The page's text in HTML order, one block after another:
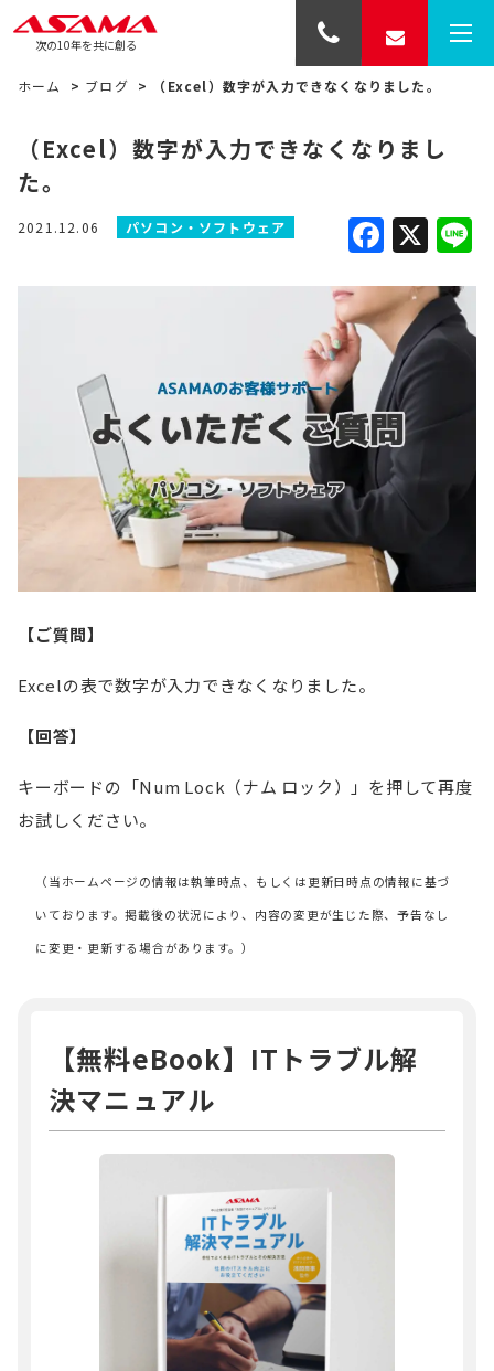
次の10年を共に創る
ホーム > ブログ > （Excel）数字が入力できなくなりました。
（Excel）数字が入力できなくなりまし
た。
2021.12.06 パソコン・ソフトウェア X
【ご質問】
Excelの表で数字が入力できなくなりました。
【回答】
キーボードの「Num Lock（ナム ロック）」を押して再度
お試しください。
（当ホームページの情報は執筆時点、もしくは更新日時点の情報に基づ
いております。掲載後の状況により、内容の変更が生じた際、予告なし
に変更・更新する場合があります。）
【無料eBook】ITトラブル解
決マニュアル